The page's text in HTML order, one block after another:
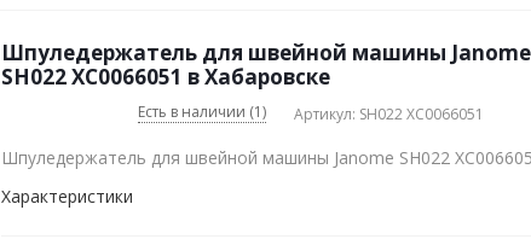
Шпуледержатель для швейной машины Janome
SH022 XC0066051 в Хабаровске
Есть в наличии (1) Артикул: SH022 XC0066051
Шпуледержатель для швейной машины Janome SH022
Характеристики